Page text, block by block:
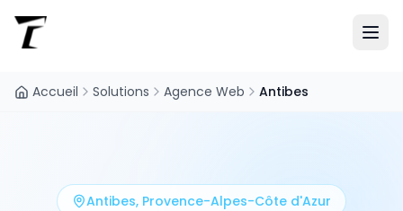
Accueil Solutions Agence Web Antibes
Antibes, Provence-Alpes-Côte d'Azur